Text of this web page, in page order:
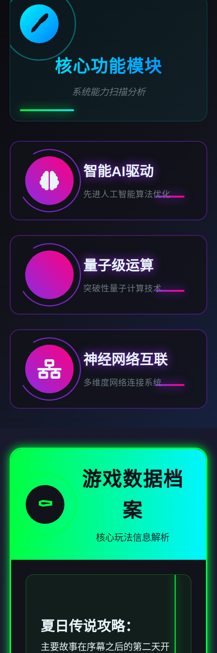
🖊️
核心功能模块
系统能力扫描分析
智能AI驱动
先进人工智能算法优化
量子级运算
突破性量子计算技术
神经网络互联
多维度网络连接系统
⚰️
游戏数据档
案
核心玩法信息解析
夏日传说攻略：
主要故事在序幕之后的第二天开